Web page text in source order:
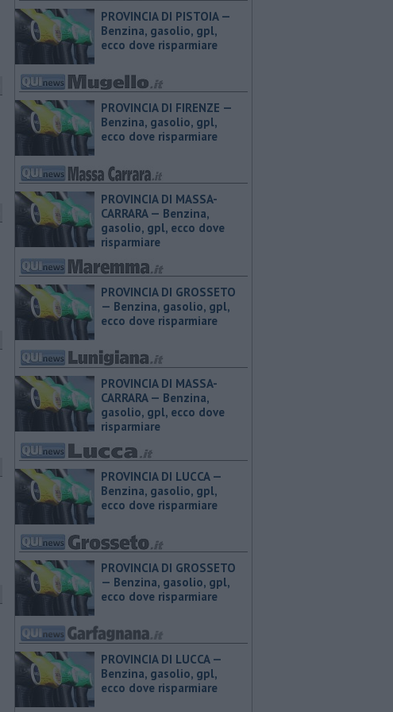
PROVINCIA DI PISTOIA — ​
Benzina, gasolio, gpl,
ecco dove risparmiare
PROVINCIA DI FIRENZE — ​
Benzina, gasolio, gpl,
ecco dove risparmiare
PROVINCIA DI MASSA-
CARRARA — ​Benzina,
gasolio, gpl, ecco dove
risparmiare
PROVINCIA DI GROSSETO
— ​Benzina, gasolio, gpl,
ecco dove risparmiare
PROVINCIA DI MASSA-
CARRARA — ​Benzina,
gasolio, gpl, ecco dove
risparmiare
PROVINCIA DI LUCCA — ​
Benzina, gasolio, gpl,
ecco dove risparmiare
PROVINCIA DI GROSSETO
— ​Benzina, gasolio, gpl,
ecco dove risparmiare
PROVINCIA DI LUCCA — ​
Benzina, gasolio, gpl,
ecco dove risparmiare